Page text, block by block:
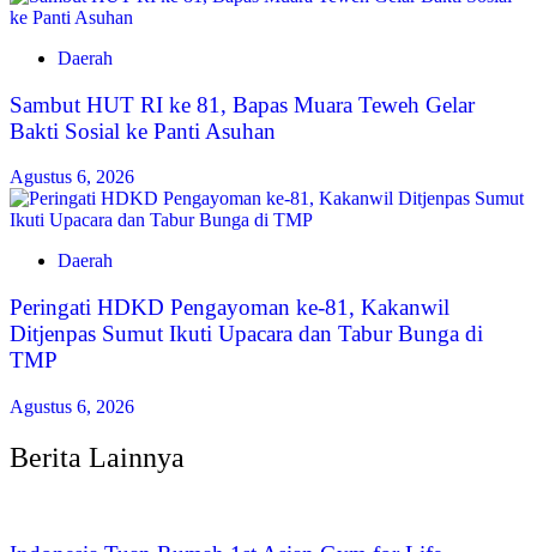
Daerah
‎Sambut HUT RI ke 81, Bapas Muara Teweh Gelar
Bakti Sosial ke Panti Asuhan
Agustus 6, 2026
Daerah
Peringati HDKD Pengayoman ke-81, Kakanwil
Ditjenpas Sumut Ikuti Upacara dan Tabur Bunga di
TMP
Agustus 6, 2026
Berita Lainnya